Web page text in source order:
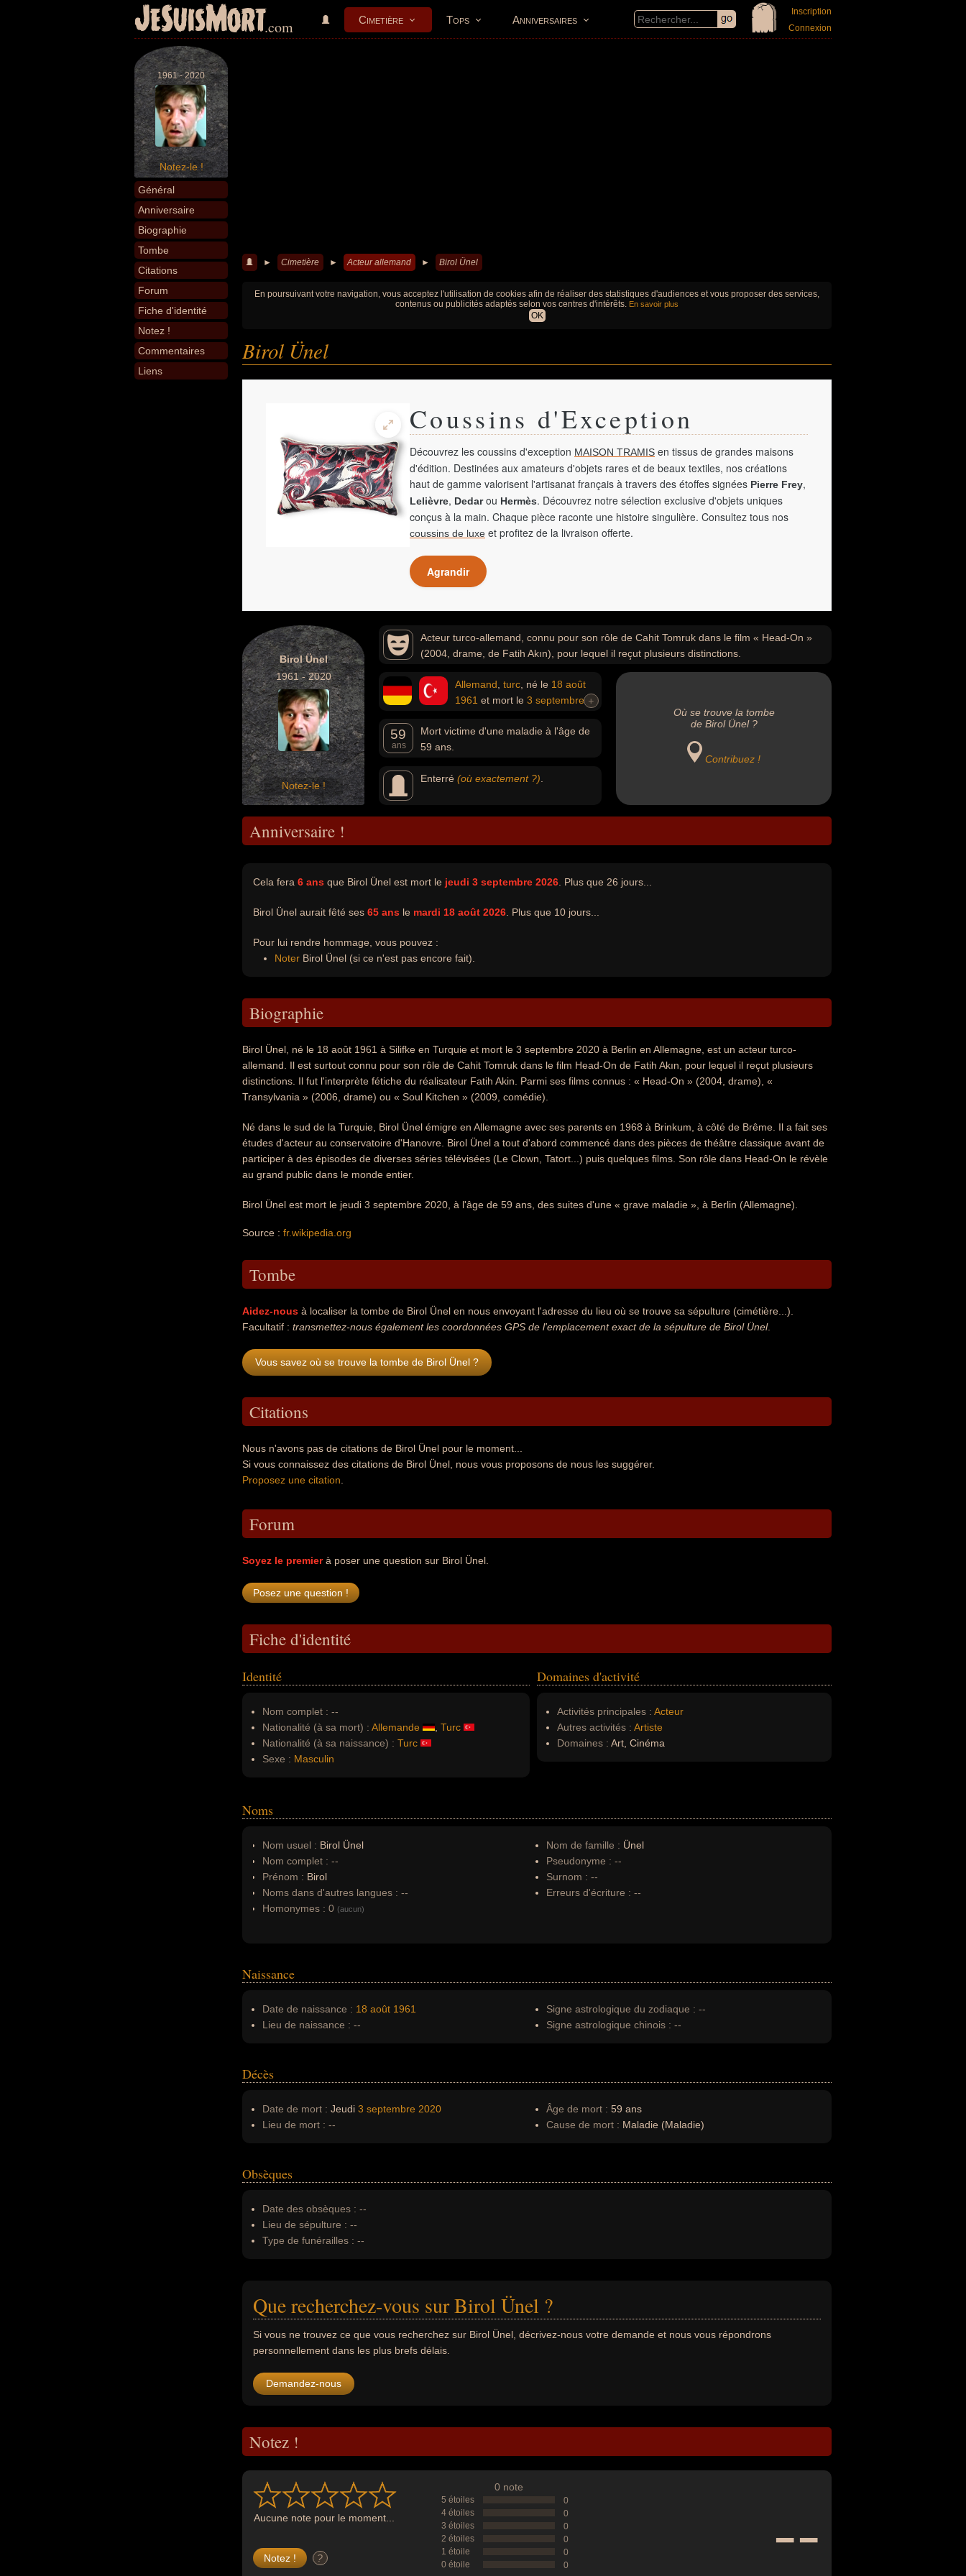
JeSuisMort.com Cimetière Tops Anniversaires
Inscription
Connexion
1961 - 2020
Notez-le !
Général
Anniversaire
Biographie
Tombe
Citations
Forum
Fiche d'identité
Notez !
Commentaires
Liens
► Cimetière ► Acteur allemand ► Birol Ünel
En poursuivant votre navigation, vous acceptez l'utilisation de cookies afin de réaliser des statistiques d'audiences et vous proposer des services,
contenus ou publicités adaptés selon vos centres d'intérêts. En savoir plus
OK
Birol Ünel
Coussins d'Exception
Découvrez les coussins d'exception MAISON TRAMIS en tissus de grandes maisons
d'édition. Destinées aux amateurs d'objets rares et de beaux textiles, nos créations
haut de gamme valorisent l'artisanat français à travers des étoffes signées Pierre Frey,
Lelièvre, Dedarou Hermès. Découvrez notre sélection exclusive d'objets uniques
conçus à la main. Chaque pièce raconte une histoire singulière. Consultez tous nos
coussins de luxe et profitez de la livraison offerte.
Agrandir
Birol Ünel
1961 - 2020
Notez-le !
Acteur turco-allemand, connu pour son rôle de Cahit Tomruk dans le film « Head-On »
(2004, drame, de Fatih Akın), pour lequel il reçut plusieurs distinctions.
Allemand turc , né le 18 août
1961 et mort le 3 septembre +
59
ans
Mort victime d'une maladie à l'âge de
59 ans.
Enterré (où exactement ?)
Où se trouve la tombe
de Birol Ünel ?
Contribuez !
Anniversaire !
Cela fera 6 ans que Birol Ünel est mort le jeudi 3 septembre 2026 . Plus que 26 jours...
Birol Ünel aurait fêté ses 65 ans le mardi 18 août 2026 . Plus que 10 jours...
Pour lui rendre hommage, vous pouvez :
Noter Birol Ünel (si ce n'est pas encore fait).
Biographie
Birol Ünel, né le 18 août 1961 à Silifke en Turquie et mort le 3 septembre 2020 à Berlin en Allemagne, est un acteur turco-
allemand. Il est surtout connu pour son rôle de Cahit Tomruk dans le film Head-On de Fatih Akın, pour lequel il reçut plusieurs
distinctions. Il fut l'interprète fétiche du réalisateur Fatih Akin. Parmi ses films connus : « Head-On » (2004, drame), «
Transylvania » (2006, drame) ou « Soul Kitchen » (2009, comédie).
Né dans le sud de la Turquie, Birol Ünel émigre en Allemagne avec ses parents en 1968 à Brinkum, à côté de Brême. Il a fait ses
études d'acteur au conservatoire d'Hanovre. Birol Ünel a tout d'abord commencé dans des pièces de théâtre classique avant de
participer à des épisodes de diverses séries télévisées (Le Clown, Tatort...) puis quelques films. Son rôle dans Head-On le révèle
au grand public dans le monde entier.
Birol Ünel est mort le jeudi 3 septembre 2020, à l'âge de 59 ans, des suites d'une « grave maladie », à Berlin (Allemagne).
Source : fr.wikipedia.org
Tombe
Aidez-nous à localiser la tombe de Birol Ünel en nous envoyant l'adresse du lieu où se trouve sa sépulture (cimétière...).
Facultatif : transmettez-nous également les coordonnées GPS de l'emplacement exact de la sépulture de Birol Ünel.
Vous savez où se trouve la tombe de Birol Ünel ?
Citations
Nous n'avons pas de citations de Birol Ünel pour le moment...
Si vous connaissez des citations de Birol Ünel, nous vous proposons de nous les suggérer.
Proposez une citation
Forum
Soyez le premierà poser une question sur Birol Ünel.
Fiche d'identité
Identité
Nom complet : --
Nationalité (à sa mort) : Allemande , Turc
Nationalité (à sa naissance) : Turc
Sexe : Masculin
Domaines d'activité
Activités principales : Acteur
Autres activités : Artiste
Domaines : Art, Cinéma
Noms
Nom usuel : Birol Ünel
Nom complet : --
Prénom : Birol
Noms dans d'autres langues : --
Homonymes : 0 (aucun)
Nom de famille : Ünel
Pseudonyme : --
Surnom : --
Erreurs d'écriture : --
Naissance
Date de naissance : 18 août 1961
Lieu de naissance : --
Signe astrologique du zodiaque : --
Signe astrologique chinois : --
Décès
Date de mort : Jeudi 3 septembre 2020
Lieu de mort : --
Âge de mort : 59 ans
Cause de mort : Maladie (Maladie)
Obsèques
Date des obsèques : --
Lieu de sépulture : --
Type de funérailles : --
Que recherchez-vous sur Birol Ünel ?
Si vous ne trouvez ce que vous recherchez sur Birol Ünel, décrivez-nous votre demande et nous vous répondrons
personnellement dans les plus brefs délais.
Demandez-nous
Notez !
Aucune note pour le moment...
?
0 note
5 étoiles
0
4 étoiles
0
3 étoiles
0
2 étoiles
0
1 étoile
0
0 étoile
0 --